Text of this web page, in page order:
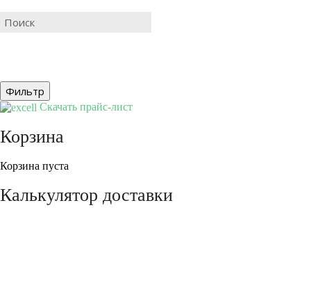
Скачать прайс-лист
Корзина
Корзина пуста
Калькулятор доставки